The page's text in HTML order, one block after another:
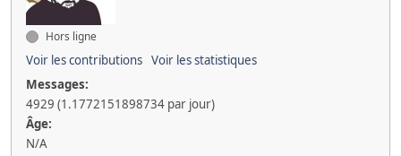
Hors ligne
Voir les contributions Voir les statistiques
Messages:
4929 (1.1772151898734 par jour)
Âge:
N/A